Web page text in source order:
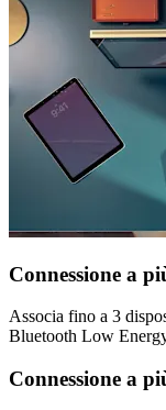
Connessione a
Associa fino a 3
Bluetooth Low
Connessione a